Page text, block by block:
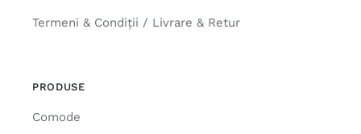
Termeni & Condiții / Livrare & Retur
PRODUSE
Comode